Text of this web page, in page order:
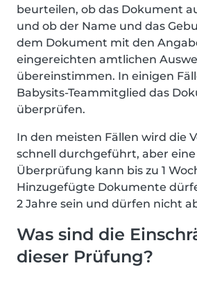
beurteilen, ob das Dokument
und ob der Name und das
dem Dokument mit den
eingereichten amtlichen
übereinstimmen. In einigen
Babysits-Teammitglied das
überprüfen.
In den meisten Fällen wird die
schnell durchgeführt, aber
Überprüfung kann bis zu 1
Hinzugefügte Dokumente
2 Jahre sein und dürfen nicht
Was sind die
dieser Prüfung?